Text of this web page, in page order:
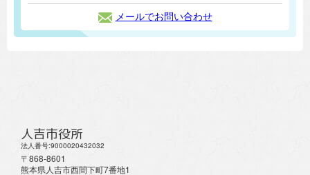
メールでお問い合わせ
人吉市役所
法人番号:9000020432032
〒868-8601
熊本県人吉市西間下町7番地1